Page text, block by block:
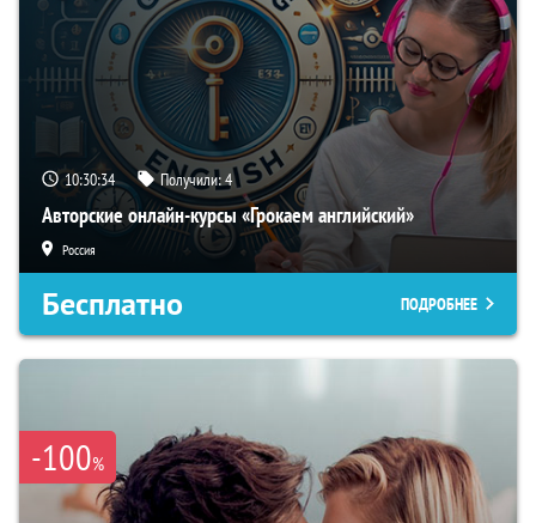
10:30:34 Получили:4
Авторские онлайн-курсы «Грокаем английский»
Россия
Бесплатно ПОДРОБНЕЕ
-100%